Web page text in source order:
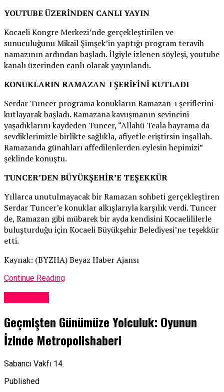
YOUTUBE ÜZERİNDEN CANLI YAYIN
Kocaeli Kongre Merkezi’nde gerçekleştirilen ve
sunuculuğunu Mikail Şimşek’in yaptığı program teravih
namazının ardından başladı. İlgiyle izlenen söyleşi, youtube
kanalı üzerinden canlı olarak yayınlandı.
KONUKLARIN RAMAZAN-I ŞERİFİNİ KUTLADI
Serdar Tuncer programa konukların Ramazan-ı şeriflerini
kutlayarak başladı. Ramazana kavuşmanın sevincini
yaşadıklarını kaydeden Tuncer, “Allahü Teala bayrama da
sevdiklerimizle birlikte sağlıkla, afiyetle eriştirsin inşallah.
Ramazanda günahları affedilenlerden eylesin hepimizi”
şeklinde konuştu.
TUNCER’DEN BÜYÜKŞEHİR’E TEŞEKKÜR
Yıllarca unutulmayacak bir Ramazan sohbeti gerçekleştiren
Serdar Tuncer’e konuklar alkışlarıyla karşılık verdi. Tuncer
de, Ramazan gibi mübarek bir ayda kendisini Kocaelililerle
buluşturduğu için Kocaeli Büyükşehir Belediyesi’ne teşekkür
etti.
Kaynak: (BYZHA) Beyaz Haber Ajansı
Continue Reading
Geçmişten Günümüze Yolculuk: Oyunun
İzinde Metropolishaberi
Sabancı Vakfı 14.
Published